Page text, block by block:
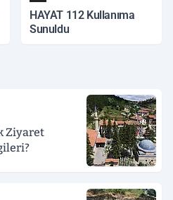
HAYAT 112 Kullanıma
Sunuldu
Ziyaret